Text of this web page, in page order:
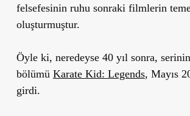
felsefesinin ruhu sonraki filmlerin
oluşturmuştur.
Öyle ki, neredeyse 40 yıl sonra,
bölümü Karate Kid: Legends, Mayıs
girdi.